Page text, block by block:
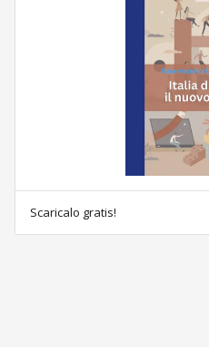
Scaricalo gratis!